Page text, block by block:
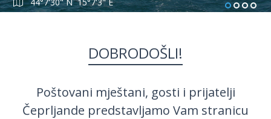
DOBRODOŠLI!
Poštovani mještani, gosti i prijatelji
Čeprljande predstavljamo Vam stranicu